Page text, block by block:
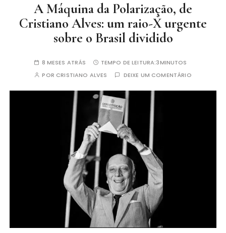
A Máquina da Polarização, de
Cristiano Alves: um raio-X urgente
sobre o Brasil dividido
8 MESES ATRÁS TEMPO DE LEITURA:3MINUTOS
POR CRISTIANO ALVES DEIXE UM COMENTÁRIO